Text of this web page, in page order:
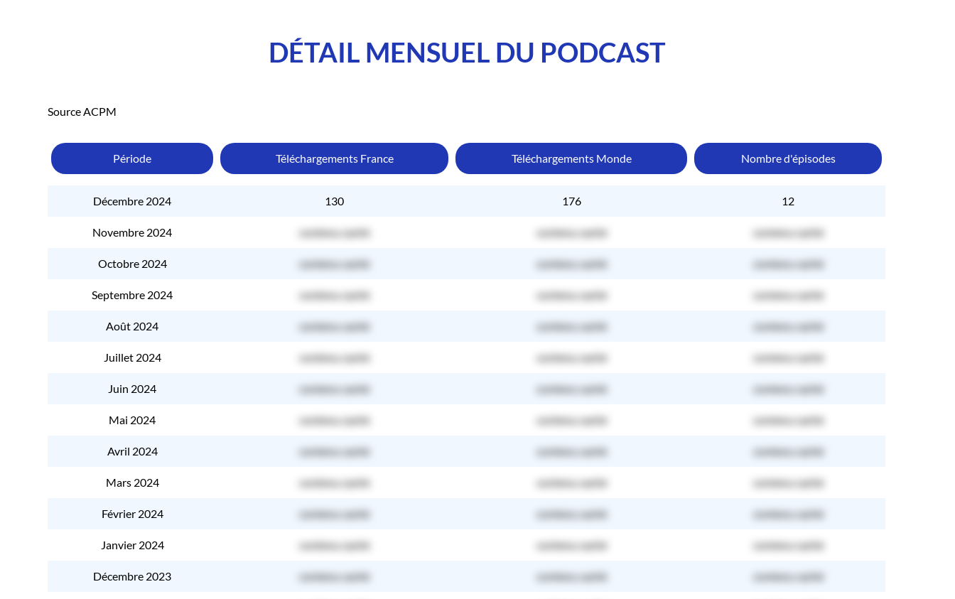
DÉTAIL MENSUEL DU PODCAST
Source ACPM
Période Téléchargements France Téléchargements Monde Nombre d'épisodes
Décembre 2024 130 176 12
Novembre 2024 contenu caché contenu caché contenu caché
Octobre 2024 contenu caché contenu caché contenu caché
Septembre 2024 contenu caché contenu caché contenu caché
Août 2024 contenu caché contenu caché contenu caché
Juillet 2024 contenu caché contenu caché contenu caché
Juin 2024 contenu caché contenu caché contenu caché
Mai 2024 contenu caché contenu caché contenu caché
Avril 2024 contenu caché contenu caché contenu caché
Mars 2024 contenu caché contenu caché contenu caché
Février 2024 contenu caché contenu caché contenu caché
Janvier 2024 contenu caché contenu caché contenu caché
Décembre 2023 contenu caché contenu caché contenu caché